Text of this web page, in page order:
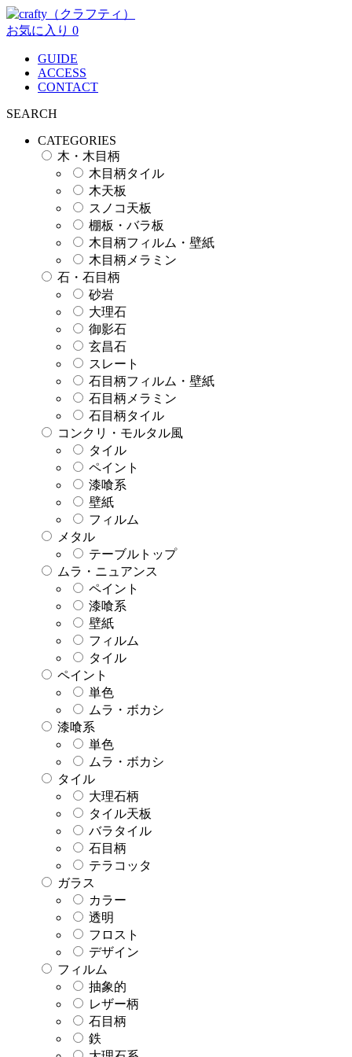
お気に入り 0
GUIDE
ACCESS
CONTACT
SEARCH
CATEGORIES
木・木目柄
木目柄タイル
木天板
スノコ天板
棚板・バラ板
木目柄フィルム・壁紙
木目柄メラミン
石・石目柄
砂岩
大理石
御影石
玄昌石
スレート
石目柄フィルム・壁紙
石目柄メラミン
石目柄タイル
コンクリ・モルタル風
タイル
ペイント
漆喰系
壁紙
フィルム
メタル
テーブルトップ
ムラ・ニュアンス
ペイント
漆喰系
壁紙
フィルム
タイル
ペイント
単色
ムラ・ボカシ
漆喰系
単色
ムラ・ボカシ
タイル
大理石柄
タイル天板
バラタイル
石目柄
テラコッタ
ガラス
カラー
透明
フロスト
デザイン
フィルム
抽象的
レザー柄
石目柄
鉄